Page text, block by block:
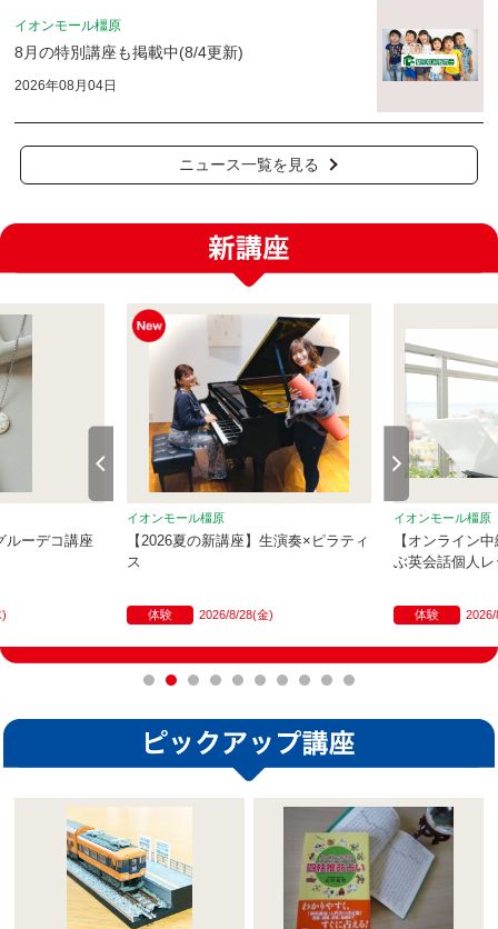
イオンモール橿原
8月の特別講座も掲載中(8/4更新)
2026年08月04日
ニュース一覧を見る
ルーデコ講座
イオンモール橿原
【2026夏の新講座】生演奏×ピラティ
ス
体験 2026/8/28(金)
イオンモール橿原
【オンライン
ぶ英会話個人レ
体験